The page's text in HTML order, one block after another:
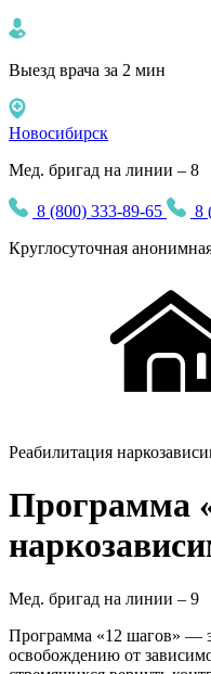
Выезд врача за 2 мин
Новосибирск
Мед. бригад на линии – 8
8 (800) 333-89-65
8
Круглосуточная
Реабилитация
Программа
Мед. бригад на линии – 9
Программа «12 шагов» —
освобождению от